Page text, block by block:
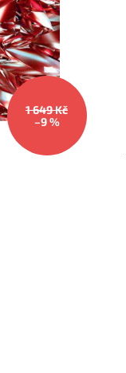
1 649 Kč
–9 %